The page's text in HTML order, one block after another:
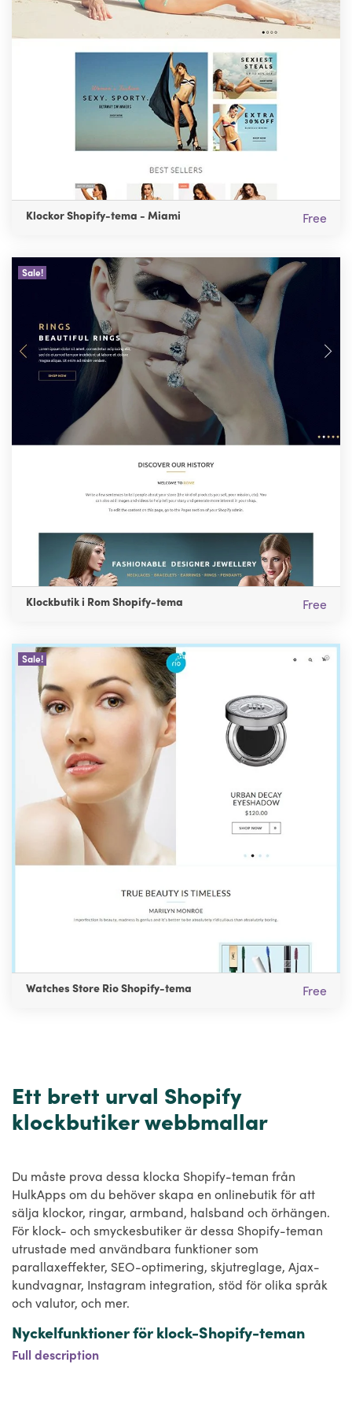
Klockor Shopify-tema - Miami Free
Sale!
Klockbutik i Rom Shopify-tema Free
Sale!
Watches Store Rio Shopify-tema Free
Ett brett urval Shopify
klockbutiker webbmallar
Du måste prova dessa klocka Shopify-teman från
HulkApps om du behöver skapa en onlinebutik för att
sälja klockor, ringar, armband, halsband och örhängen.
För klock- och smyckesbutiker är dessa Shopify-teman
utrustade med användbara funktioner som
parallaxeffekter, SEO-optimering, skjutreglage, Ajax-
kundvagnar, Instagram integration, stöd för olika språk
och valutor, och mer.
Nyckelfunktioner för klock-Shopify-teman
Din Shopify-butik bör ha några essentiella funktioner,
Full description